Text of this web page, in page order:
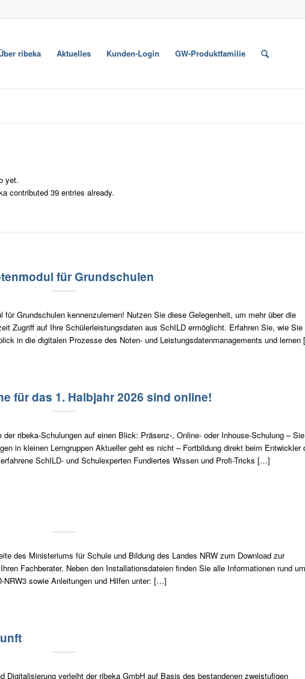
ribeka Aktuelles Kunden-Login GW-Produktfamilie
yet.
contributed 39 entries already.
für Grundschulen
Grundschulen kennenzulernen! Nutzen Sie diese Gelegenheit, um mehr über die
Zugriff auf Ihre Schülerleistungsdaten aus SchILD ermöglicht. Erfahren Sie, wie Sie
in die digitalen Prozesse des Noten- und Leistungsdatenmanagements und
für das 1. Halbjahr 2026 sind online!
ribeka-Schulungen auf einen Blick: Präsenz-, Online- oder Inhouse-Schulung – Sie
in kleinen Lerngruppen Aktueller geht es nicht – Fortbildung direkt beim Entwickler
SchILD- und Schulexperten Fundiertes Wissen und Profi-Tricks […]
des Ministeriums für Schule und Bildung des Landes NRW zum Download zur
Fachberater. Neben den Installationsdateien finden Sie alle Informationen rund
NRW3 sowie Anleitungen und Hilfen unter: […]
Digitalisierung verleiht der ribeka GmbH auf Basis des bestandenen zweistufigen